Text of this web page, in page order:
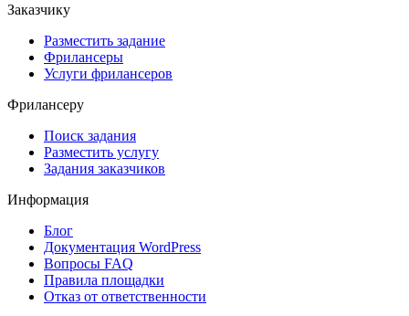
Заказчику
Разместить задание
Фрилансеры
Услуги фрилансеров
Фрилансеру
Поиск задания
Разместить услугу
Задания заказчиков
Информация
Блог
Документация WordPress
Вопросы FAQ
Правила площадки
Отказ от ответственности